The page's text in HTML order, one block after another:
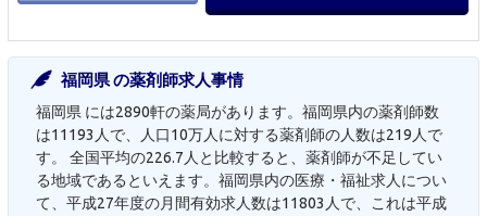
福岡県 の薬剤師求人事情
福岡県 には2890軒の薬局があります。福岡県内の薬剤師数
は11193人で、人口10万人に対する薬剤師の人数は219人で
す。 全国平均の226.7人と比較すると、薬剤師が不足してい
る地域であるといえます。福岡県内の医療・福祉求人につい
て、平成27年度の月間有効求人数は11803人で、これは平成